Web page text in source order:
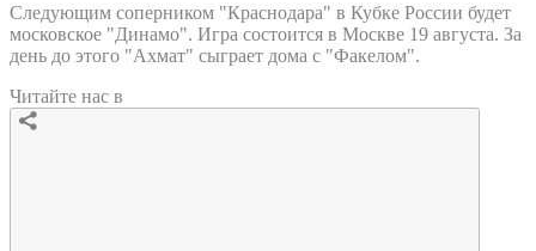
Следующим соперником "Краснодара" в Кубке России будет
московское "Динамо". Игра состоится в Москве 19 августа. За
день до этого "Ахмат" сыграет дома с "Факелом".
Читайте нас в